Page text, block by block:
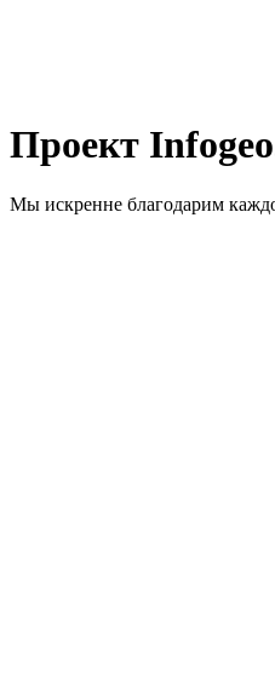
Проект
Мы искренне благодарим